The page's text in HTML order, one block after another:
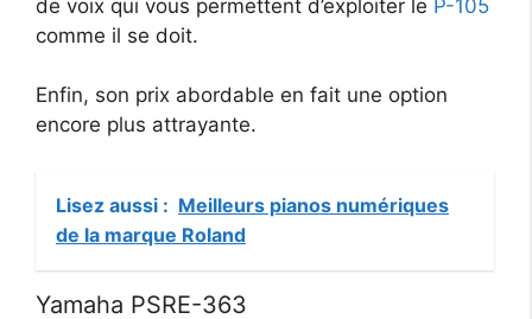
de voix qui vous permettent d’exploiter le P-105
comme il se doit.
Enfin, son prix abordable en fait une option
encore plus attrayante.
Lisez aussi : Meilleurs pianos numériques
de la marque Roland
Yamaha PSRE-363